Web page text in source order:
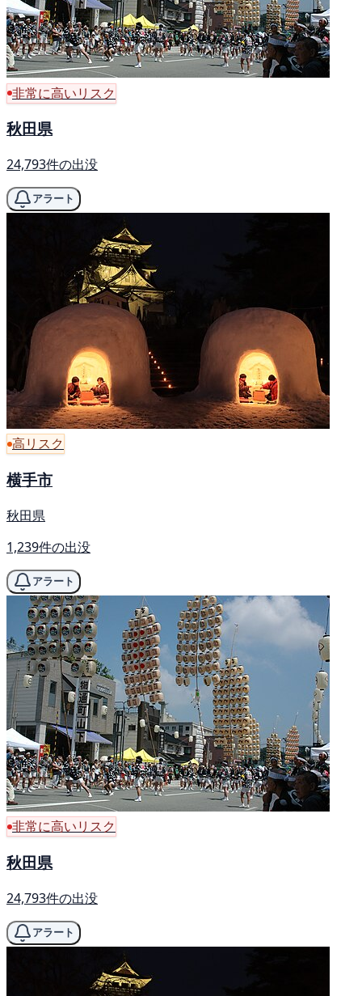
非常に高いリスク
秋田県
24,793件の出没
アラート
高リスク
横手市
秋田県
1,239件の出没
アラート
非常に高いリスク
秋田県
24,793件の出没
アラート